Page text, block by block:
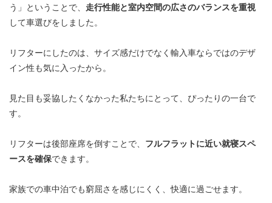
う」ということで、 走行性能と室内空間の広さのバランスを重視
して車選びをしました。
リフターにしたのは、サイズ感だけでなく輸入車ならではのデザ
イン性も気に入ったから。
見た目も妥協したくなかった私たちにとって、ぴったりの一台で
す。
リフターは後部座席を倒すことで、 フルフラットに近い就寝スペ
ースを確保できます。
家族での車中泊でも窮屈さを感じにくく、快適に過ごせます。